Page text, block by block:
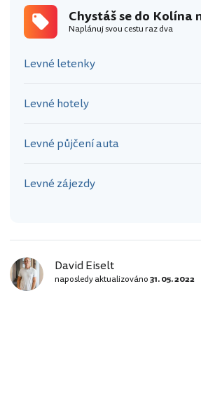
Chystáš se do Kolína
Naplánuj svou cestu raz dva
Levné letenky
Levné hotely
Levné půjčení auta
Levné zájezdy
David Eiselt
naposledy aktualizováno31. 05. 2022